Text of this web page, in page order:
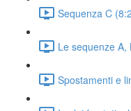
Sequenza C
Le sequenze A,
Spostamenti e